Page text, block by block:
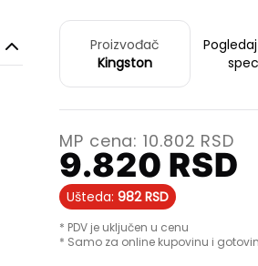
Proizvođač
Kingston
MP cena:10.802 RSD
9.820 RSD
Ušteda: 982 RSD
* PDV je uključen u cenu
* Samo za online kupovinu i